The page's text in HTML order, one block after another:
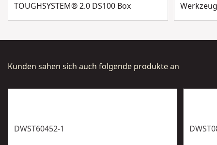
TOUGHSYSTEM® 2.0 DS100 Box
Kunden sahen sich auch folgende produkte an
DWST60452-1